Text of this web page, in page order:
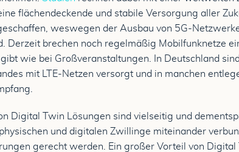
flächendeckende und stabile Versorgung aller
weswegen der Ausbau von 5G-
Derzeit brechen noch regelmäßig Mobilfunknetze
wie bei Großveranstaltungen. In Deutschland
mit LTE-Netzen versorgt und in manchen
Digital Twin Lösungen sind vielseitig und
und digitalen Zwillinge miteinander
gerecht werden. Ein großer Vorteil von Digital